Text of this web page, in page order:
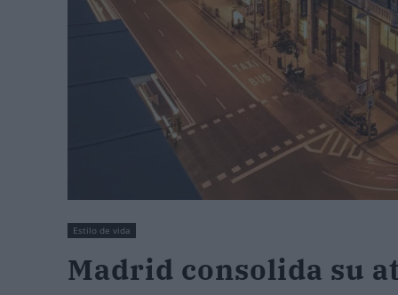
Estilo de vida
Madrid consolida su